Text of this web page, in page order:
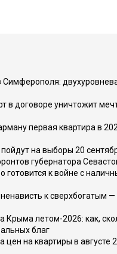
Симферополя:
в договоре уничтожит
первая квартира в
на выборы 20
губернатора
готовится к войне с
к сверхбогатым —
Крыма летом-2026: как,
благ
на квартиры в августе